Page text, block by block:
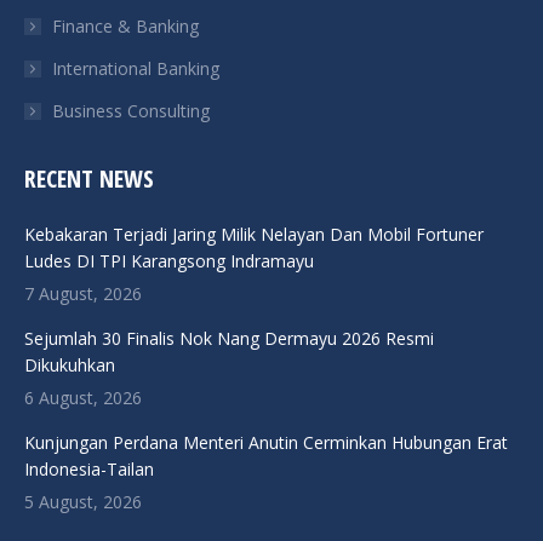
Finance & Banking
International Banking
Business Consulting
RECENT NEWS
Kebakaran Terjadi Jaring Milik Nelayan Dan Mobil Fortuner
Ludes DI TPI Karangsong Indramayu
7 August, 2026
Sejumlah 30 Finalis Nok Nang Dermayu 2026 Resmi
Dikukuhkan
6 August, 2026
Kunjungan Perdana Menteri Anutin Cerminkan Hubungan Erat
Indonesia-Tailan
5 August, 2026